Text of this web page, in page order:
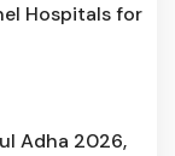
Hospitals for
Adha 2026,